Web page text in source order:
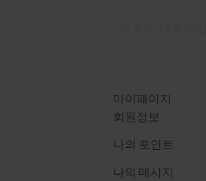
마이페이지
회원정보
나의 포인트
나의 메시지